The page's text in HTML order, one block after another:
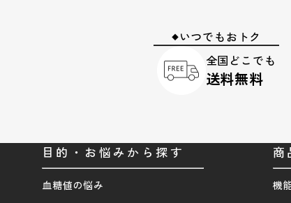
◆ いつでもおトク
全国どこでも
送料無料
目的・お悩みから探す
血糖値の悩み
商
機